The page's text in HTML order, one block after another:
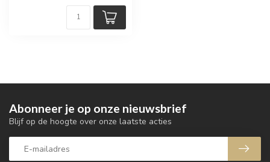
Abonneer je op onze nieuwsbrief
Blijf op de hoogte over onze laatste acties